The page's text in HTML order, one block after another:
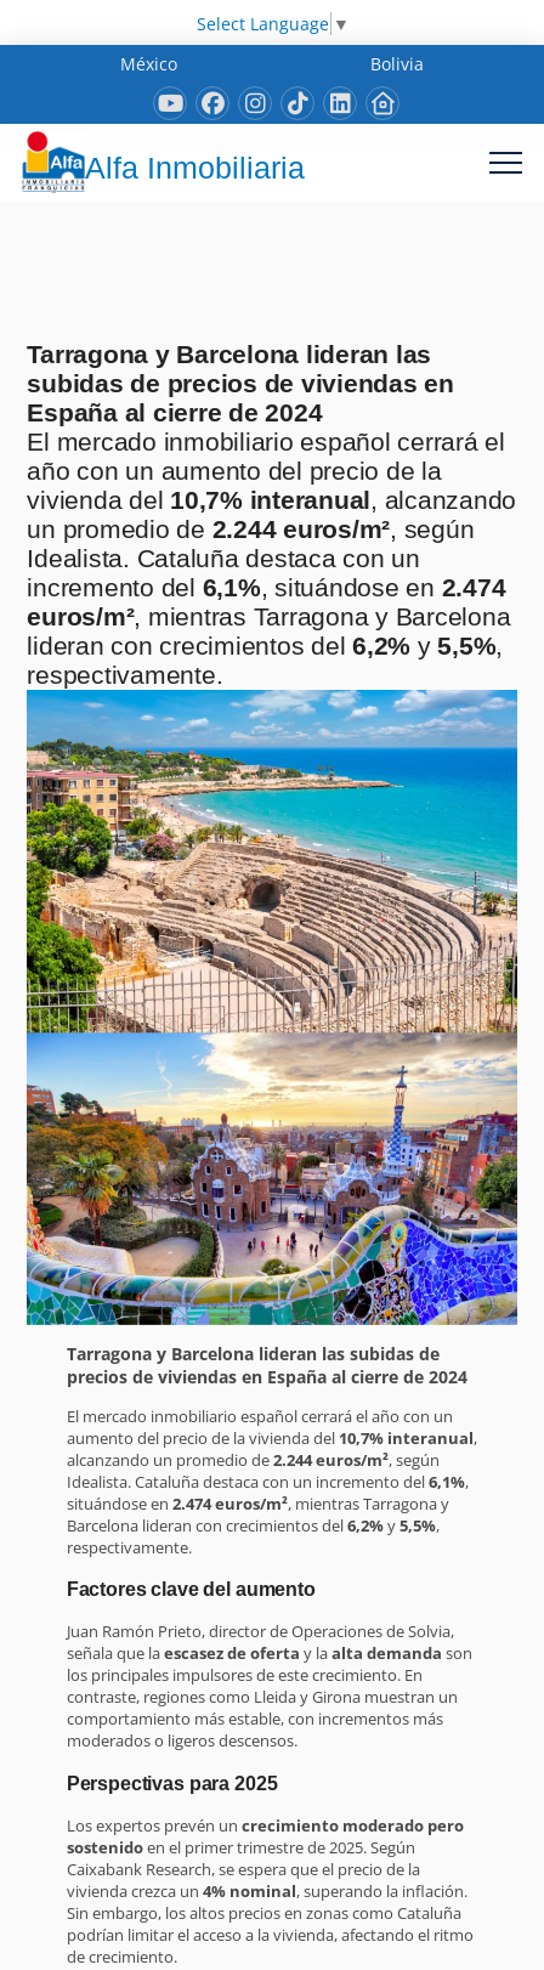
Select Language ▼
México
Bolivia
Alfa Inmobiliaria
Tarragona y Barcelona lideran las
subidas de precios de viviendas en
España al cierre de 2024
El mercado inmobiliario español cerrará el
año con un aumento del precio de la
vivienda del 10,7% interanual, alcanzando
un promedio de 2.244 euros/m², según
Idealista. Cataluña destaca con un
incremento del 6,1%, situándose en 2.474
euros/m², mientras Tarragona y Barcelona
lideran con crecimientos del6,2% y5,5%,
respectivamente.
Tarragona y Barcelona lideran las subidas de
precios de viviendas en España al cierre de 2024
El mercado inmobiliario español cerrará el año con un
aumento del precio de la vivienda del 10,7% interanual,
alcanzando un promedio de2.244 euros/m², según
Idealista. Cataluña destaca con un incremento del6,1%,
situándose en 2.474 euros/m², mientras Tarragona y
Barcelona lideran con crecimientos del6,2%y5,5%,
respectivamente.
Factores clave del aumento
Juan Ramón Prieto, director de Operaciones de Solvia,
señala que laescasez de oferta y laalta demanda son
los principales impulsores de este crecimiento. En
contraste, regiones como Lleida y Girona muestran un
comportamiento más estable, con incrementos más
moderados o ligeros descensos.
Perspectivas para 2025
Los expertos prevén un crecimiento moderado pero
sostenidoen el primer trimestre de 2025. Según
Caixabank Research, se espera que el precio de la
vivienda crezca un 4% nominal, superando la inflación.
Sin embargo, los altos precios en zonas como Cataluña
podrían limitar el acceso a la vivienda, afectando el ritmo
de crecimiento.